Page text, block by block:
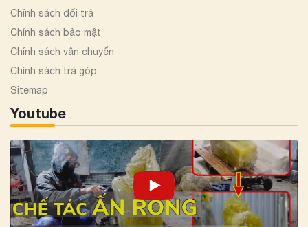
Chính sách đổi trả
Chính sách bảo mật
Chính sách vận chuyển
Chính sách trả góp
Sitemap
Youtube